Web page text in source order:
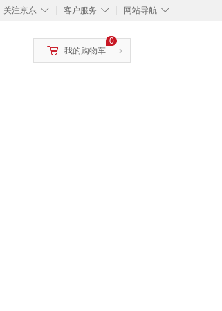
◇
关注京东 ◇
客户服务 ◇
网站导航
>
0
我的购物车